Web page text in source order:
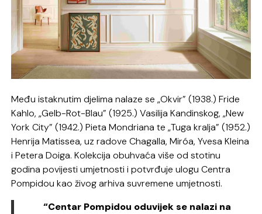
Među istaknutim djelima nalaze se „Okvir” (1938.) Fride
Kahlo, „Gelb-Rot-Blau” (1925.) Vasilija Kandinskog, „New
York City” (1942.) Pieta Mondriana te „Tuga kralja” (1952.)
Henrija Matissea, uz radove Chagalla, Miróa, Yvesa Kleina
i Petera Doiga. Kolekcija obuhvaća više od stotinu
godina povijesti umjetnosti i potvrđuje ulogu Centra
Pompidou kao živog arhiva suvremene umjetnosti.
“Centar Pompidou oduvijek se nalazi na